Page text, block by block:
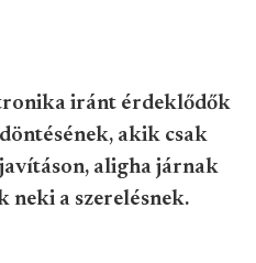
iránt érdeklődők
akik csak
aligha járnak
neki a szerelésnek.